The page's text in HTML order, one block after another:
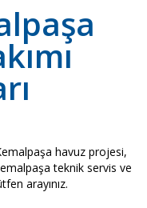
havuz projesi,
teknik servis ve
arayınız.